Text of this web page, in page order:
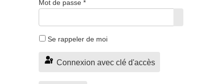
Mot de passe *
Se rappeler de moi
Connexion avec clé d'accès